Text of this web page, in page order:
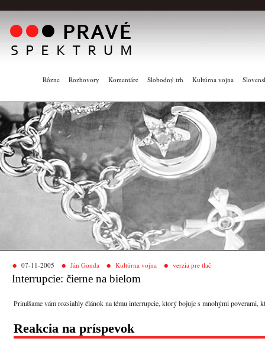
Rôzne Rozhovory Komentáre Slobodný trh Kultúrna vojna
07-11-2005 Ján Gonda Kultúrna vojna verzia pre tlač
Interrupcie: čierne na bielom
Prinášame vám rozsiahly článok na tému interrupcie, ktorý bojuje s mnohými poverami,
Reakcia na príspevok